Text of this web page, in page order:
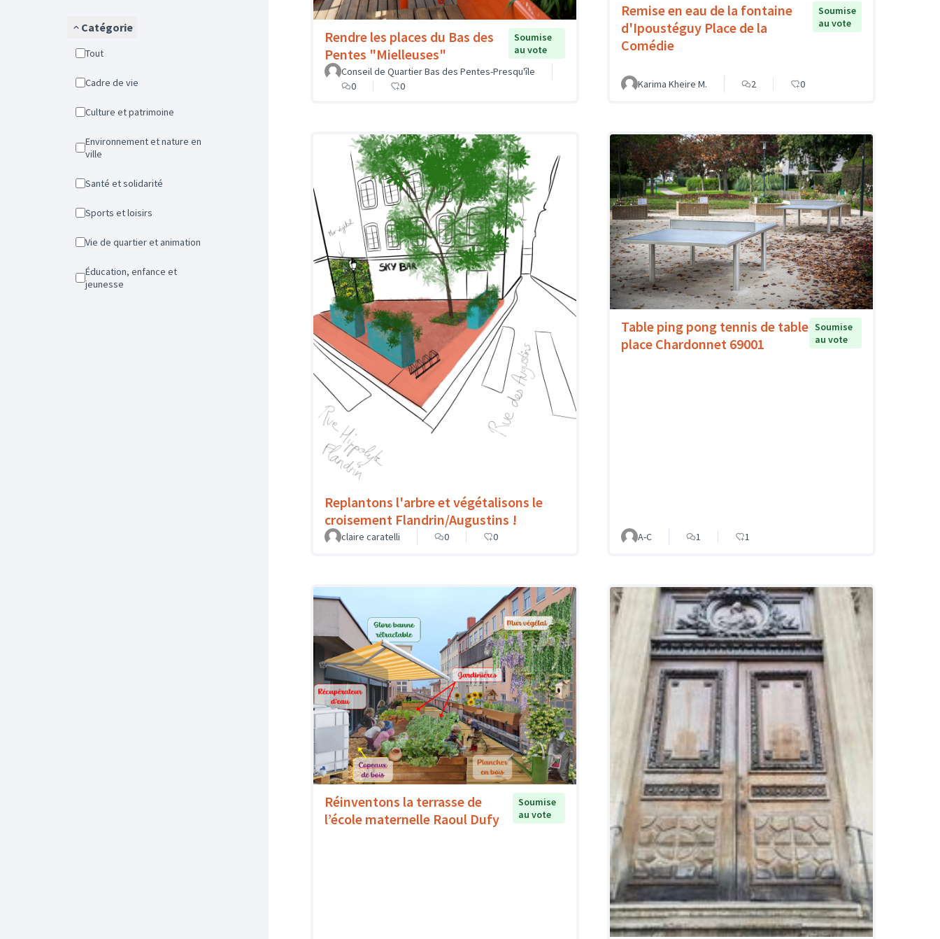
Catégorie
Tout
Cadre de vie
Culture et patrimoine
Environnement et nature en
ville
Santé et solidarité
Sports et loisirs
Vie de quartier et animation
Éducation, enfance et
jeunesse
Rendre les places du Bas des
Pentes "Mielleuses"
Soumise
au vote
Conseil de Quartier Bas des Pentes-Presqu'île
0
0
Remise en eau de la fontaine
d'Ipoustéguy Place de la
Comédie
Soumise
au vote
Karima Kheire M. 2 0
Replantons l'arbre et végétalisons le
croisement Flandrin/Augustins !
claire caratelli 0 0
Table ping pong tennis de table
place Chardonnet 69001
Soumise
au vote
A-C 1 1
Réinventons la terrasse de
l’école maternelle Raoul Dufy
Soumise
au vote